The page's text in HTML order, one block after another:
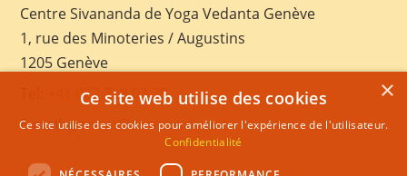
Centre Sivananda de Yoga Vedanta Genève
1, rue des Minoteries / Augustins
1205 Genève
+41 022 328 03 28
E-mail:geneva@sivananda.net
×
Ce site web utilise des cookies
Ce site utilise des cookies pour améliorer l'expérience de l'utilisateur.
Confidentialité